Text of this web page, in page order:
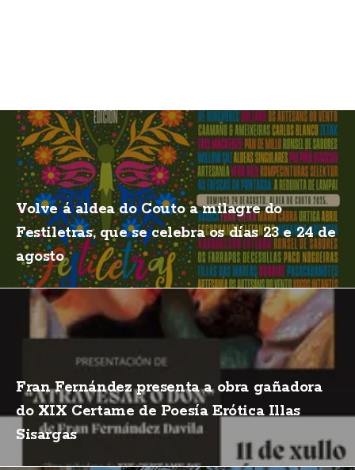
Volve á aldea do Couto a milagre do
Festiletras, que se celebra os días 23 e 24 de
agosto
Fran Fernández presenta a obra gañadora
do XIX Certame de Poesía Erótica Illas
Sisargas